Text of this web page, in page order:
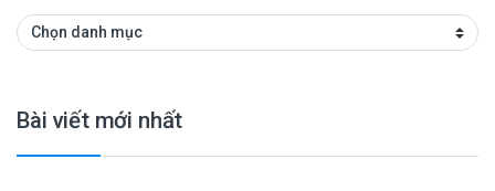
Danh mục
Bài viết mới nhất